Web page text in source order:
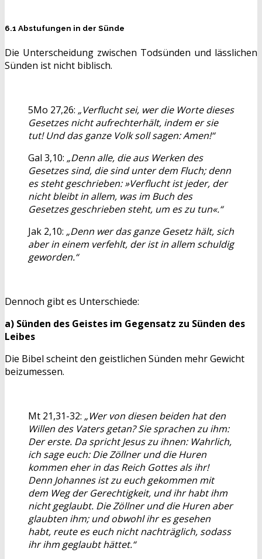
6.1 Abstufungen in der Sünde
Die Unterscheidung zwischen Todsünden und lässlichen
Sünden ist nicht biblisch.
5Mo 27,26: „Verflucht sei, wer die Worte dieses
Gesetzes nicht aufrechterhält, indem er sie
tut! Und das ganze Volk soll sagen: Amen!“
Gal 3,10: „Denn alle, die aus Werken des
Gesetzes sind, die sind unter dem Fluch; denn
es steht geschrieben: »Verflucht ist jeder, der
nicht bleibt in allem, was im Buch des
Gesetzes geschrieben steht, um es zu tun«.“
Jak 2,10: „Denn wer das ganze Gesetz hält, sich
aber in einem verfehlt, der ist in allem schuldig
geworden.“
Dennoch gibt es Unterschiede:
a) Sünden des Geistes im Gegensatz zu Sünden des
Leibes
Die Bibel scheint den geistlichen Sünden mehr Gewicht
beizumessen.
Mt 21,31-32: „Wer von diesen beiden hat den
Willen des Vaters getan? Sie sprachen zu ihm:
Der erste. Da spricht Jesus zu ihnen: Wahrlich,
ich sage euch: Die Zöllner und die Huren
kommen eher in das Reich Gottes als ihr!
Denn Johannes ist zu euch gekommen mit
dem Weg der Gerechtigkeit, und ihr habt ihm
nicht geglaubt. Die Zöllner und die Huren aber
glaubten ihm; und obwohl ihr es gesehen
habt, reute es euch nicht nachträglich, sodass
ihr ihm geglaubt hättet.“